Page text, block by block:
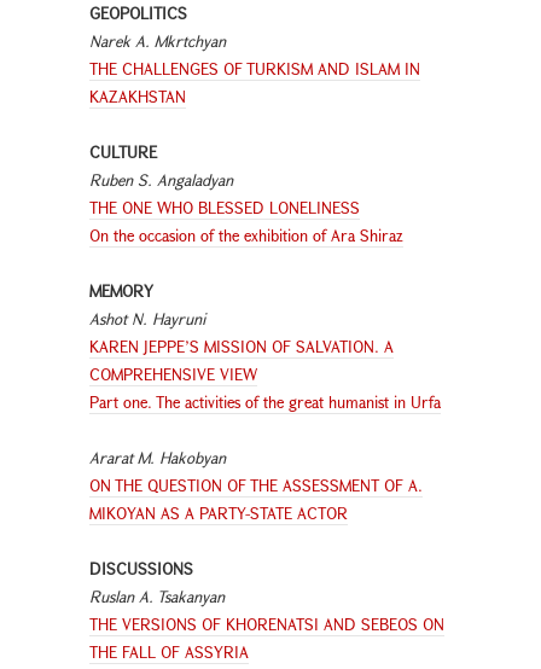
GEOPOLITICS
Narek A. Mkrtchyan
THE CHALLENGES OF TURKISM AND ISLAM IN
KAZAKHSTAN
CULTURE
Ruben S. Angaladyan
THE ONE WHO BLESSED LONELINESS
On the occasion of the exhibition of Ara Shiraz
MEMORY
Ashot N. Hayruni
KAREN JEPPE’S MISSION OF SALVATION. A
COMPREHENSIVE VIEW
Part one. The activities of the great humanist in Urfa
Ararat M. Hakobyan
ON THE QUESTION OF THE ASSESSMENT OF A.
MIKOYAN AS A PARTY-STATE ACTOR
DISCUSSIONS
Ruslan A. Tsakanyan
THE VERSIONS OF KHORENATSI AND SEBEOS ON
THE FALL OF ASSYRIA